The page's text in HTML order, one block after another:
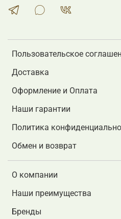
Пользовательское
Доставка
Оформление и Оплата
Наши гарантии
Политика
Обмен и возврат
О компании
Наши преимущества
Бренды